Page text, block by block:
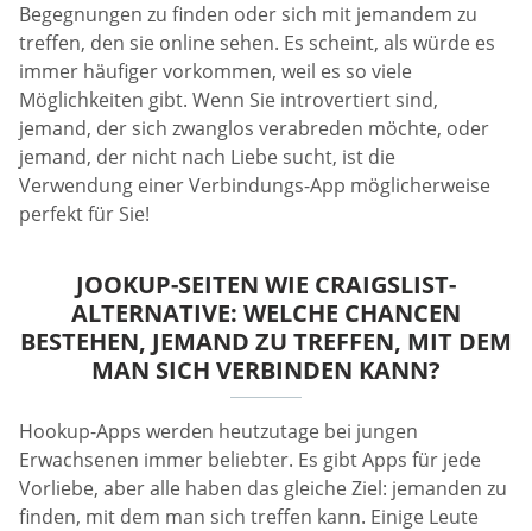
Begegnungen zu finden oder sich mit jemandem zu
treffen, den sie online sehen. Es scheint, als würde es
immer häufiger vorkommen, weil es so viele
Möglichkeiten gibt. Wenn Sie introvertiert sind,
jemand, der sich zwanglos verabreden möchte, oder
jemand, der nicht nach Liebe sucht, ist die
Verwendung einer Verbindungs-App möglicherweise
perfekt für Sie!
JOOKUP-SEITEN WIE CRAIGSLIST-
ALTERNATIVE: WELCHE CHANCEN
BESTEHEN, JEMAND ZU TREFFEN, MIT DEM
MAN SICH VERBINDEN KANN?
Hookup-Apps werden heutzutage bei jungen
Erwachsenen immer beliebter. Es gibt Apps für jede
Vorliebe, aber alle haben das gleiche Ziel: jemanden zu
finden, mit dem man sich treffen kann. Einige Leute